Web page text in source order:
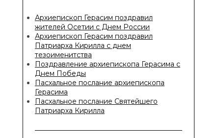
Архиепископ Герасим поздравил
жителей Осетии с Днем России
Архиепископ Герасим поздравил
Патриарха Кирилла с днем
тезоименитства
Поздравление архиепископа Герасима с
Днем Победы
Пасхальное послание архиепископа
Герасима
Пасхальное послание Святейшего
Патриарха Кирилла